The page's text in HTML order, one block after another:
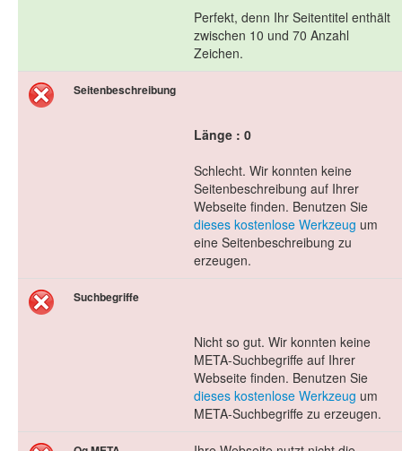
Perfekt, denn Ihr Seitentitel enthält
zwischen 10 und 70 Anzahl
Zeichen.
Seitenbeschreibung
Länge : 0
Schlecht. Wir konnten keine
Seitenbeschreibung auf Ihrer
Webseite finden. Benutzen Sie
dieses kostenlose Werkzeug um
eine Seitenbeschreibung zu
erzeugen.
Suchbegriffe
Nicht so gut. Wir konnten keine
META-Suchbegriffe auf Ihrer
Webseite finden. Benutzen Sie
dieses kostenlose Werkzeug um
META-Suchbegriffe zu erzeugen.